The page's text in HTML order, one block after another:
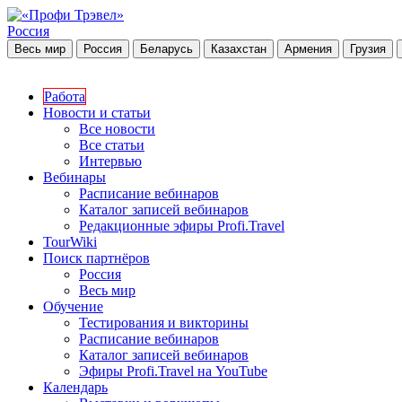
Россия
Весь мир Россия Беларусь Казахстан Армения Грузия
Работа
Новости и статьи
Все новости
Все статьи
Интервью
Вебинары
Расписание вебинаров
Каталог записей вебинаров
Редакционные эфиры Profi.Travel
TourWiki
Поиск партнёров
Россия
Весь мир
Обучение
Тестирования и викторины
Расписание вебинаров
Каталог записей вебинаров
Эфиры Profi.Travel на YouTube
Календарь